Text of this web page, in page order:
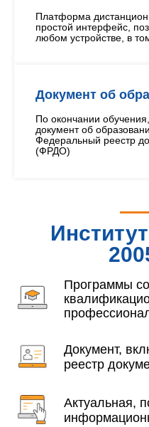
Платформа
простой интерфейс,
любом устройстве, в
Документ об
По окончании
документ об
Федеральный реестр
(ФРДО)
Программы
Документ,
реестр
Актуальная,